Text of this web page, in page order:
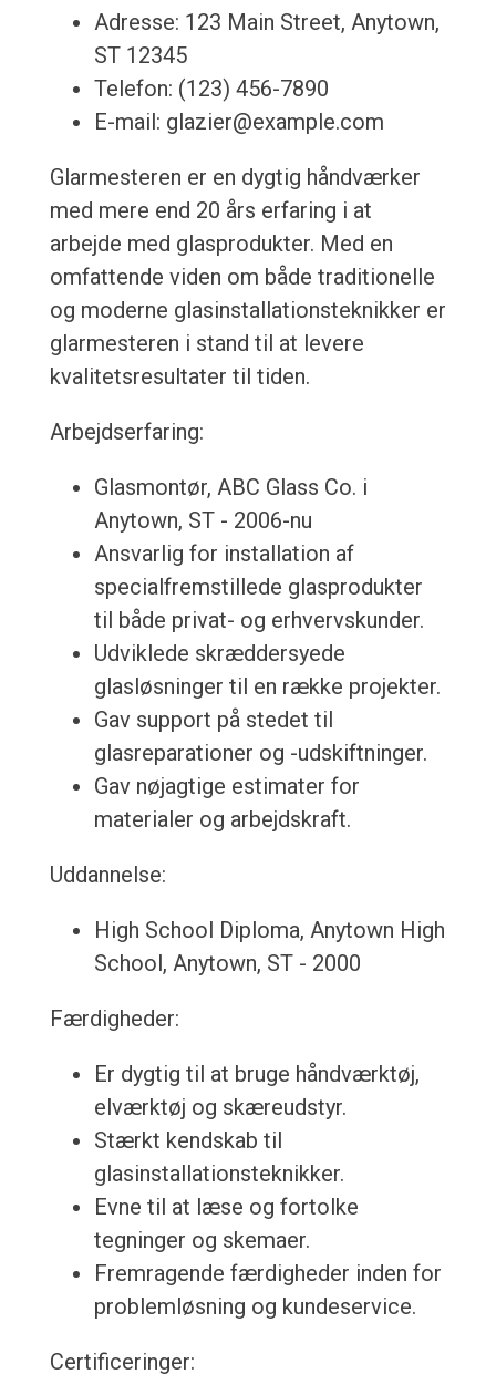
Adresse: 123 Main Street, Anytown,
ST 12345
Telefon: (123) 456-7890
E-mail: glazier@example.com
Glarmesteren er en dygtig håndværker
med mere end 20 års erfaring i at
arbejde med glasprodukter. Med en
omfattende viden om både traditionelle
og moderne glasinstallationsteknikker er
glarmesteren i stand til at levere
kvalitetsresultater til tiden.
Arbejdserfaring:
Glasmontør, ABC Glass Co. i
Anytown, ST - 2006-nu
Ansvarlig for installation af
specialfremstillede glasprodukter
til både privat- og erhvervskunder.
Udviklede skræddersyede
glasløsninger til en række projekter.
Gav support på stedet til
glasreparationer og -udskiftninger.
Gav nøjagtige estimater for
materialer og arbejdskraft.
Uddannelse:
High School Diploma, Anytown High
School, Anytown, ST - 2000
Færdigheder:
Er dygtig til at bruge håndværktøj,
elværktøj og skæreudstyr.
Stærkt kendskab til
glasinstallationsteknikker.
Evne til at læse og fortolke
tegninger og skemaer.
Fremragende færdigheder inden for
problemløsning og kundeservice.
Certificeringer: